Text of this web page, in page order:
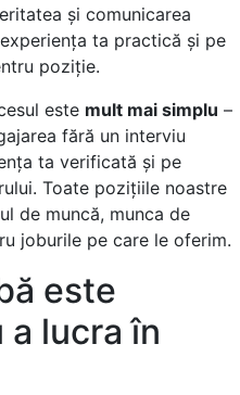
și comunicarea
ta practică și pe
poziție.
este mult mai simplu –
fără un interviu
ta verificată și pe
Toate pozițiile noastre
de muncă, munca de
joburile pe care le oferim.
este
lucra în